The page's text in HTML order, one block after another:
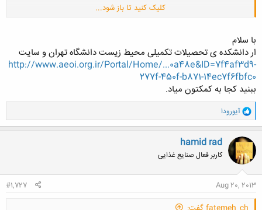
کلیک کنید تا باز شود...
با سلام
ار دانشکده ی تحصیلات تکمیلی محیط زیست دانشگاه تهران و سایت
http://www.aeoi.org.ir/Portal/Home/...0a48e&ID=7f4af3d9-
277f-450f-b871-14ec7f6fbfc0
ببنید کجا به کمکتون میاد.
و
ا
ک
ن
ش
ه
ا
آیورودا
hamid rad
کاربر فعال صنایع غذایی
Aug 20, 2013
#1,727